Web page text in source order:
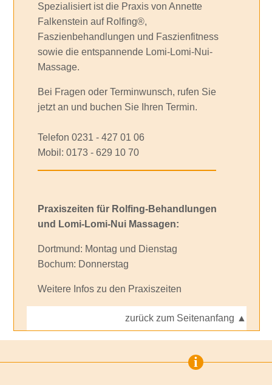
Spezialisiert ist die Praxis von Annette
Falkenstein auf Rolfing®,
Faszienbehandlungen und Faszienfitness
sowie die entspannende Lomi-Lomi-Nui-
Massage.
Bei Fragen oder Terminwunsch, rufen Sie
jetzt an und buchen Sie Ihren Termin.
Telefon 0231 - 427 01 06
Mobil: 0173 - 629 10 70
Praxiszeiten für Rolfing-Behandlungen
und Lomi-Lomi-Nui Massagen:
Dortmund: Montag und Dienstag
Bochum: Donnerstag
Weitere Infos zu den Praxiszeiten
zurück zum Seitenanfang ▲
i